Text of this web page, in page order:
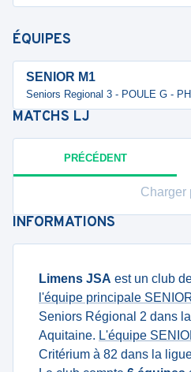
ÉQUIPES
SENIOR M1
Seniors Regional 3 - POULE G -
MATCHS LJ
PRÉCÉDENT
Charger
INFORMATIONS
Limens JSA est un club
l'équipe principale
Seniors Régional 2 dans
Aquitaine. L'équipe
Critérium à 82 dans la